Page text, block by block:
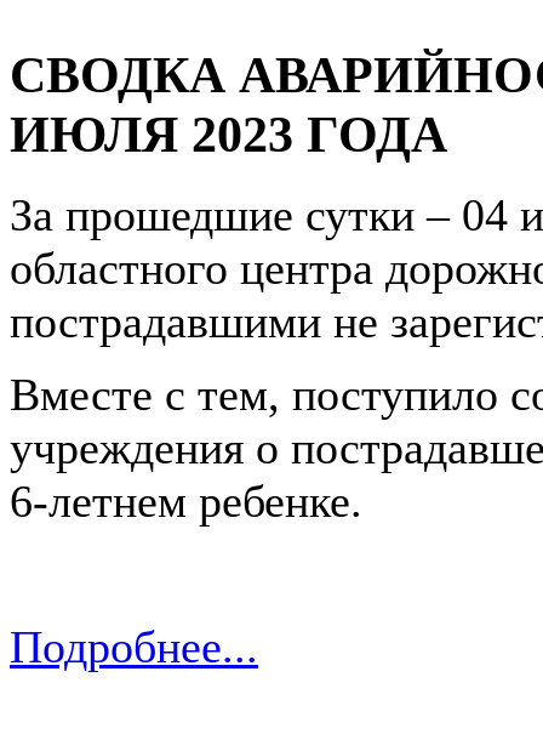
СВОДКА
ИЮЛЯ 2023 ГОДА
За прошедшие сутки – 04
областного центра
пострадавшими не
Вместе с тем, поступило
учреждения о
6-летнем ребенке.
Подробнее...